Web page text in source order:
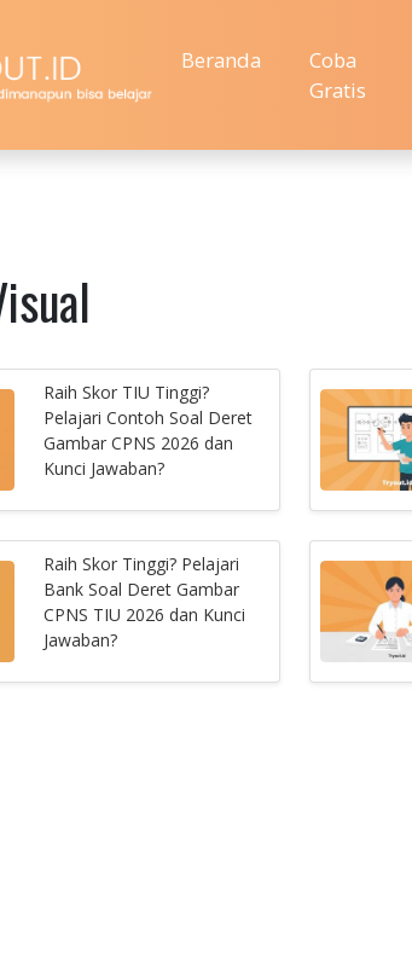
Beranda
Coba
Gratis
Raih Skor TIU Tinggi?
Pelajari Contoh Soal Deret
Gambar CPNS 2026 dan
Kunci Jawaban?
Raih Skor Tinggi? Pelajari
Bank Soal Deret Gambar
CPNS TIU 2026 dan Kunci
Jawaban?